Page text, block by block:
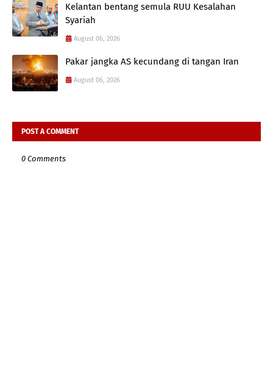
Kelantan bentang semula RUU Kesalahan
Syariah
August 06, 2026
Pakar jangka AS kecundang di tangan Iran
August 06, 2026
POST A COMMENT
0 Comments